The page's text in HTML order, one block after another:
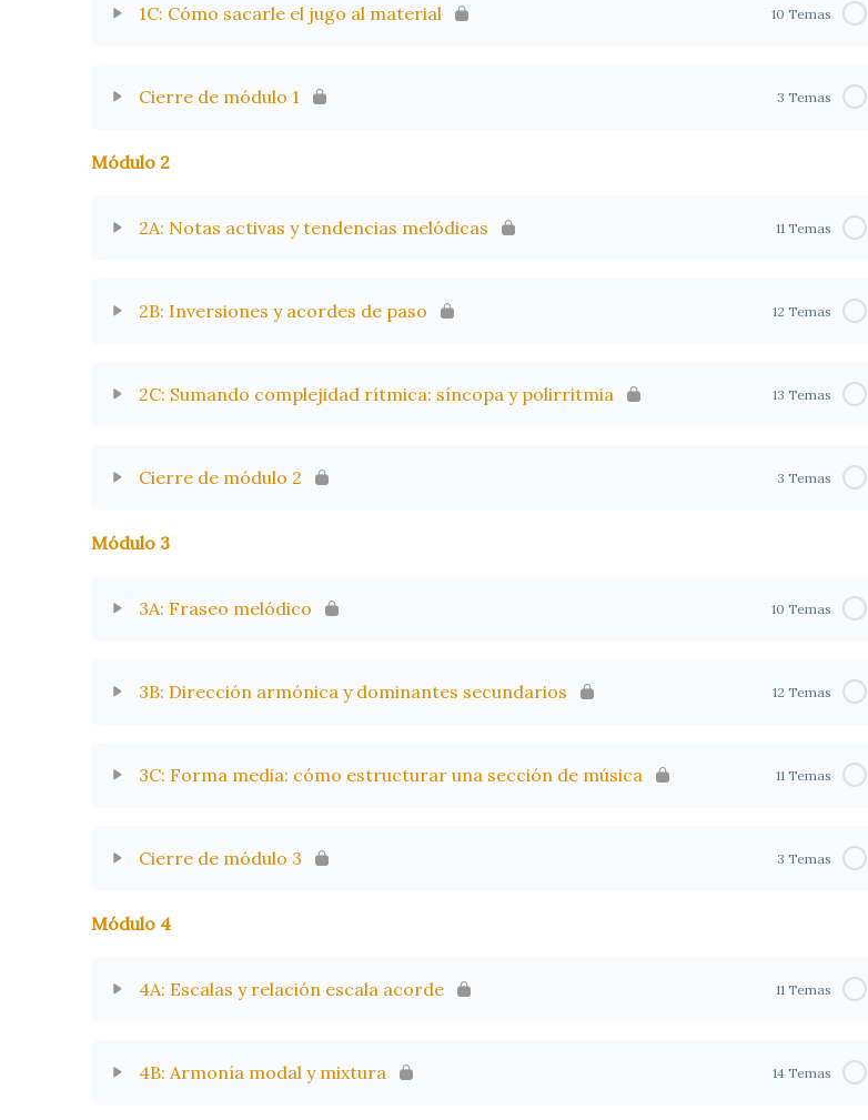
1C: Cómo sacarle el jugo al material 10 Temas
Cierre de módulo 1 3 Temas
Módulo 2
2A: Notas activas y tendencias melódicas 11 Temas
2B: Inversiones y acordes de paso 12 Temas
2C: Sumando complejidad rítmica: síncopa y polirritmia 13 Temas
Cierre de módulo 2 3 Temas
Módulo 3
3A: Fraseo melódico 10 Temas
3B: Dirección armónica y dominantes secundarios 12 Temas
3C: Forma media: cómo estructurar una sección de música 11 Temas
Cierre de módulo 3 3 Temas
Módulo 4
4A: Escalas y relación escala acorde 11 Temas
4B: Armonía modal y mixtura 14 Temas